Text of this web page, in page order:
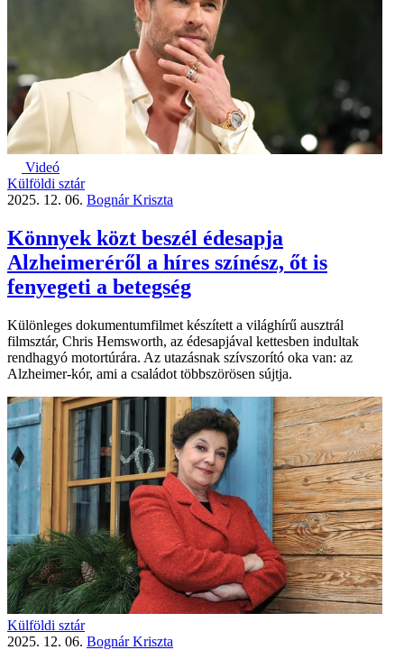
Videó
Külföldi sztár
2025. 12. 06. Bognár Kriszta
Könnyek közt beszél édesapja
Alzheimeréről a híres színész, őt is
fenyegeti a betegség
Különleges dokumentumfilmet készített a világhírű ausztrál
filmsztár, Chris Hemsworth, az édesapjával kettesben indultak
rendhagyó motortúrára. Az utazásnak szívszorító oka van: az
Alzheimer-kór, ami a családot többszörösen sújtja.
Külföldi sztár
2025. 12. 06. Bognár Kriszta